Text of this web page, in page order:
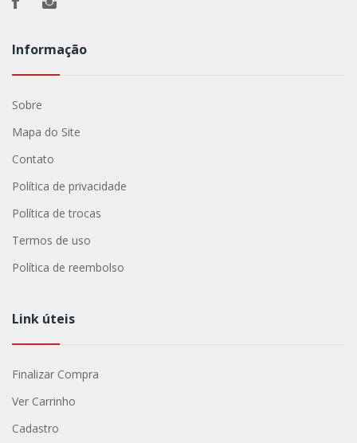
Informação
Sobre
Mapa do Site
Contato
Política de privacidade
Política de trocas
Termos de uso
Política de reembolso
Link úteis
Finalizar Compra
Ver Carrinho
Cadastro